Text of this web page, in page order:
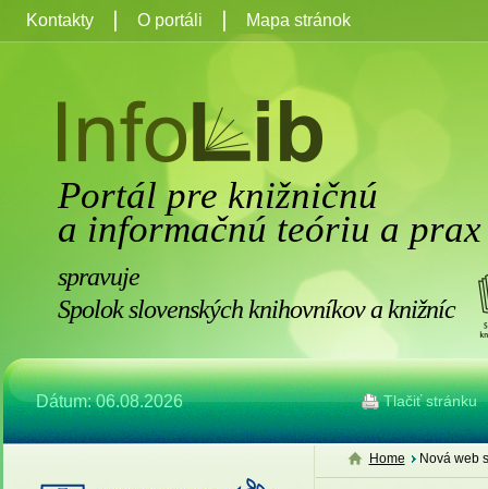
Portál pre knižničnú
a informačnú teóriu a prax
spravuje
Spolok slovenských knihovníkov a knižníc
Dátum: 06.08.2026 Tlačiť stránku
Kontakty O portáli Mapa stránok
Home Nová web